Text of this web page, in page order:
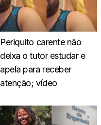
Periquito carente não
deixa o tutor estudar e
apela para receber
atenção; vídeo